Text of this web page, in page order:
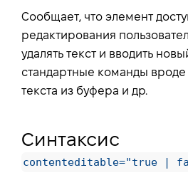
Сообщает, что элемент
редактирования
удалять текст и вводить
стандартные команды вроде
текста из буфера и др.
Синтаксис
contenteditable="true |